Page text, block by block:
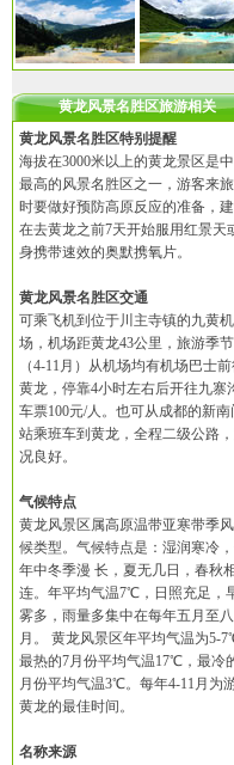
黄龙风景名胜区旅游相关
黄龙风景名胜区特别提醒
海拔在3000米以上的黄龙景区是
最高的风景名胜区之一，游客来
时要做好预防高原反应的准备，
在去黄龙之前7天开始服用红景天
身携带速效的奥默携氧片。
黄龙风景名胜区交通
可乘飞机到位于川主寺镇的九黄机
场，机场距黄龙43公里，旅游季节
（4-11月）从机场均有机场巴士前
黄龙，停靠4小时左右后开往九寨
车票100元/人。也可从成都的新南
站乘班车到黄龙，全程二级公路
况良好。
气候特点
黄龙风景区属高原温带亚寒带季
候类型。气候特点是：湿润寒冷
年中冬季漫 长，夏无几日，春秋
连。年平均气温7℃，日照充足，
雾多，雨量多集中在每年五月至八
月。 黄龙风景区年平均气温为5-
最热的7月份平均气温17℃，最冷
月份平均气温3℃。每年4-11月为
黄龙的最佳时间。
名称来源